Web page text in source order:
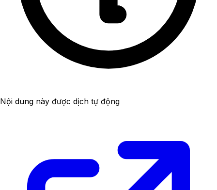
Nội dung này được dịch tự động